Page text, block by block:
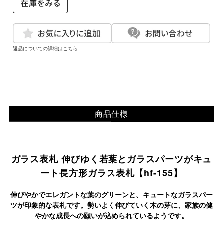
返品についての詳細はこちら
商品仕様
ガラス表札 伸びゆく若葉とガラスパーツがキュ
ート長方形ガラス表札【hf-155】
伸びやかでエレガントな葉のグリーンと、キュートなガラスパー
ツが印象的な表札です。勢いよく伸びていく木の芽に、家族の健
やかな成長への願いが込められているようです。